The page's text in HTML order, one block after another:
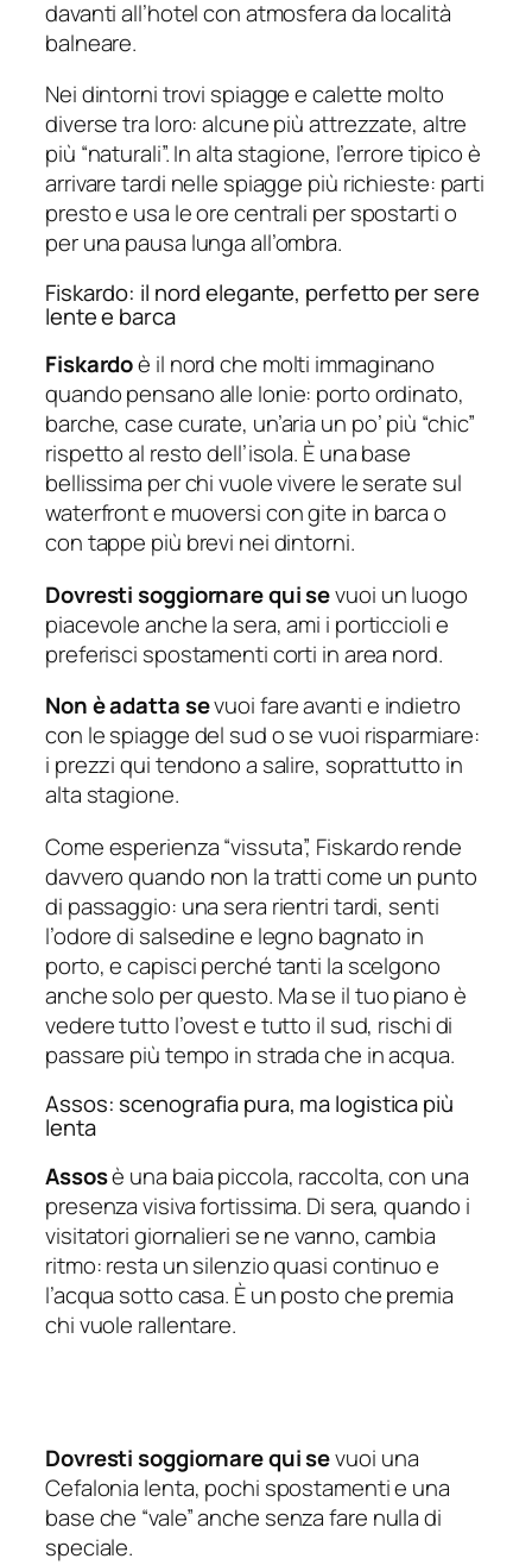
davanti all’hotel con atmosfera da località
balneare.
Nei dintorni trovi spiagge e calette molto
diverse tra loro: alcune più attrezzate, altre
più “naturali”. In alta stagione, l’errore tipico è
arrivare tardi nelle spiagge più richieste: parti
presto e usa le ore centrali per spostarti o
per una pausa lunga all’ombra.
Fiskardo: il nord elegante, perfetto per sere
lente e barca
Fiskardoè il nord che molti immaginano
quando pensano alle Ionie: porto ordinato,
barche, case curate, un’aria un po’ più “chic”
rispetto al resto dell’isola. È una base
bellissima per chi vuole vivere le serate sul
waterfront e muoversi con gite in barca o
con tappe più brevi nei dintorni.
Dovresti soggiornare qui sevuoi un luogo
piacevole anche la sera, ami i porticcioli e
preferisci spostamenti corti in area nord.
Non è adatta sevuoi fare avanti e indietro
con le spiagge del sud o se vuoi risparmiare:
i prezzi qui tendono a salire, soprattutto in
alta stagione.
Come esperienza “vissuta”, Fiskardo rende
davvero quando non la tratti come un punto
di passaggio: una sera rientri tardi, senti
l’odore di salsedine e legno bagnato in
porto, e capisci perché tanti la scelgono
anche solo per questo. Ma se il tuo piano è
vedere tutto l’ovest e tutto il sud, rischi di
passare più tempo in strada che in acqua.
Assos: scenografia pura, ma logistica più
lenta
Assosè una baia piccola, raccolta, con una
presenza visiva fortissima. Di sera, quando i
visitatori giornalieri se ne vanno, cambia
ritmo: resta un silenzio quasi continuo e
l’acqua sotto casa. È un posto che premia
chi vuole rallentare.
Dovresti soggiornare qui sevuoi una
Cefalonia lenta, pochi spostamenti e una
base che “vale” anche senza fare nulla di
speciale.